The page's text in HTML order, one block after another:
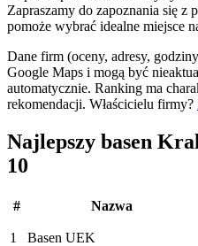
Zapraszamy do zapoznania się z
pomoże wybrać idealne miejsce
Dane firm (oceny, adresy,
Google Maps i mogą być
automatycznie. Ranking ma
rekomendacji. Właścicielu firmy?
Najlepszy basen
10
# Nazwa
1
Basen UEK